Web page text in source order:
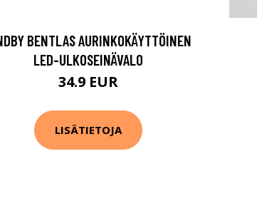
BENTLAS AURINKOKÄYTTÖINEN
LED-ULKOSEINÄVALO
34.9 EUR
LISÄTIETOJA